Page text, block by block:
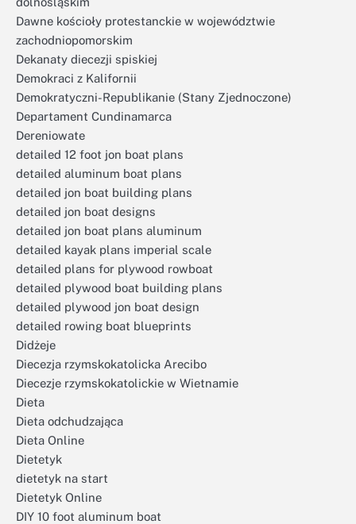
Dawne kościoły protestanckie w województwie
zachodniopomorskim
Dekanaty diecezji spiskiej
Demokraci z Kalifornii
Demokratyczni-Republikanie (Stany Zjednoczone)
Departament Cundinamarca
Dereniowate
detailed 12 foot jon boat plans
detailed aluminum boat plans
detailed jon boat building plans
detailed jon boat designs
detailed jon boat plans aluminum
detailed kayak plans imperial scale
detailed plans for plywood rowboat
detailed plywood boat building plans
detailed plywood jon boat design
detailed rowing boat blueprints
Didżeje
Diecezja rzymskokatolicka Arecibo
Diecezje rzymskokatolickie w Wietnamie
Dieta
Dieta odchudzająca
Dieta Online
Dietetyk
dietetyk na start
Dietetyk Online
DIY 10 foot aluminum boat